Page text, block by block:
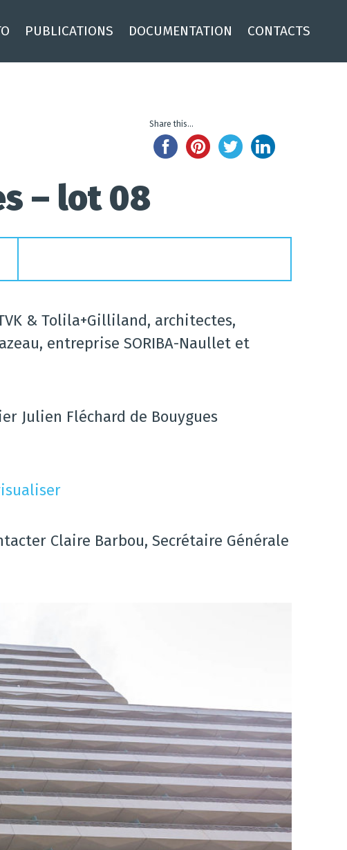
PUBLICATIONS DOCUMENTATION CONTACTS
Share this...
– lot 08
& Tolila+Gilliland, architectes,
entreprise SORIBA-Naullet et
Julien Fléchard de Bouygues
Claire Barbou, Secrétaire Générale